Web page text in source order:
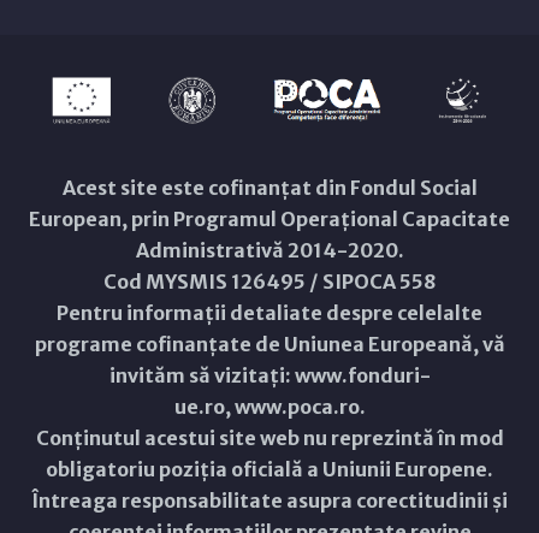
Acest site este cofinanțat din Fondul Social
European, prin Programul Operațional Capacitate
Administrativă 2014-2020.
Cod MYSMIS 126495 / SIPOCA 558
Pentru informații detaliate despre celelalte
programe cofinanțate de Uniunea Europeană, vă
invităm să vizitați: www.fonduri-
ue.ro,www.poca.ro.
Conținutul acestui site web nu reprezintă în mod
obligatoriu poziția oficială a Uniunii Europene.
Întreaga responsabilitate asupra corectitudinii și